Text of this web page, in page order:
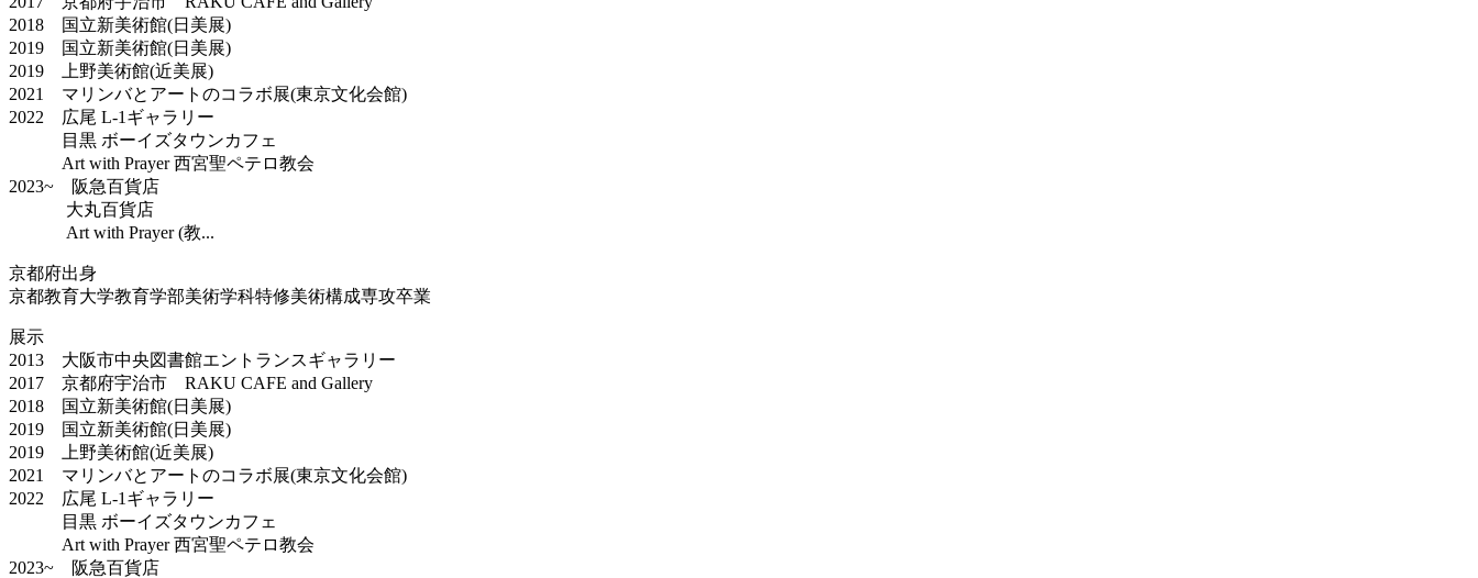
2018 国立新美術館(日美展)
2019 国立新美術館(日美展)
2019 上野美術館(近美展)
2021 マリンバとアートのコラボ展(東京文化会館)
2022 広尾 L-1ギャラリー
目黒 ボーイズタウンカフェ
Art with Prayer 西宮聖ペテロ教会
2023~ 阪急百貨店
大丸百貨店
Art with Prayer (教...
京都府出身
京都教育大学教育学部美術学科特修美術構成専攻卒業
展示
2013 大阪市中央図書館エントランスギャラリー
2017 京都府宇治市 RAKU CAFE and Gallery
2018 国立新美術館(日美展)
2019 国立新美術館(日美展)
2019 上野美術館(近美展)
2021 マリンバとアートのコラボ展(東京文化会館)
2022 広尾 L-1ギャラリー
目黒 ボーイズタウンカフェ
Art with Prayer 西宮聖ペテロ教会
2023~ 阪急百貨店